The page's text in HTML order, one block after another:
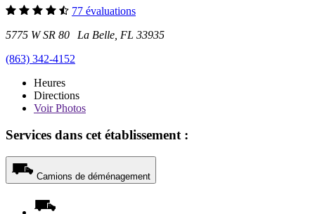
77 évaluations
5775 W SR 80 La Belle, FL 33935
(863) 342-4152
Heures
Directions
VoirPhotos
Services dans cet établissement :
Camions de déménagement